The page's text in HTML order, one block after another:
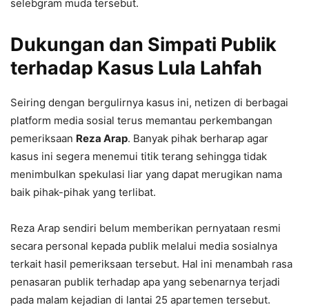
selebgram muda tersebut.
Dukungan dan Simpati Publik
terhadap Kasus Lula Lahfah
Seiring dengan bergulirnya kasus ini, netizen di berbagai
platform media sosial terus memantau perkembangan
pemeriksaan Reza Arap. Banyak pihak berharap agar
kasus ini segera menemui titik terang sehingga tidak
menimbulkan spekulasi liar yang dapat merugikan nama
baik pihak-pihak yang terlibat.
Reza Arap sendiri belum memberikan pernyataan resmi
secara personal kepada publik melalui media sosialnya
terkait hasil pemeriksaan tersebut. Hal ini menambah rasa
penasaran publik terhadap apa yang sebenarnya terjadi
pada malam kejadian di lantai 25 apartemen tersebut.